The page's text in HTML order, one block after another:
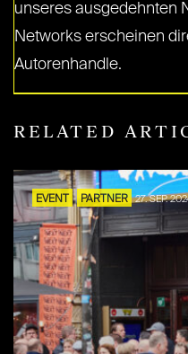
unseres ausgedehnten
Networks erscheinen
Autorenhandle.
RELATED
EVENT PARTNER 27. SEP.